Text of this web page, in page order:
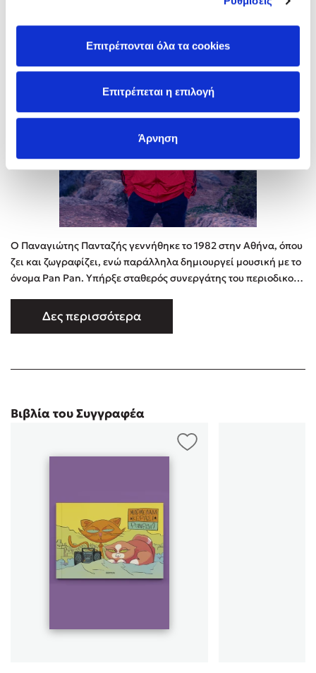
Επιτρέπονται όλα τα cookies
Επιτρέπεται η επιλογή
Άρνηση
O Παναγιώτης Πανταζής γεννήθηκε το 1982 στην Αθήνα, όπου
ζει και ζωγραφίζει, ενώ παράλληλα δημιουργεί μουσική με το
όνομα Pan Pan. Υπήρξε σταθερός συνεργάτης του περιοδικού
δημοσίευσε το πρώτο άλμπουμ του με κόμικς Common Comics
#1 (εκδ. Giganto, 2007). Ακολούθησαν πάνω από 20
Δες περισσότερα
Βιβλία του Συγγραφέα